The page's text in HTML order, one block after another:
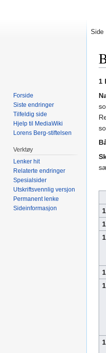
til
til
1
Side
Forside
Siste endringer
Tilfeldig side
Hjelp til MediaWiki
Lorens Berg-stiftelsen
Verktøy
Lenker hit
Relaterte endringer
Spesialsider
Utskriftsvennlig versjon
Permanent lenke
Sideinformasjon